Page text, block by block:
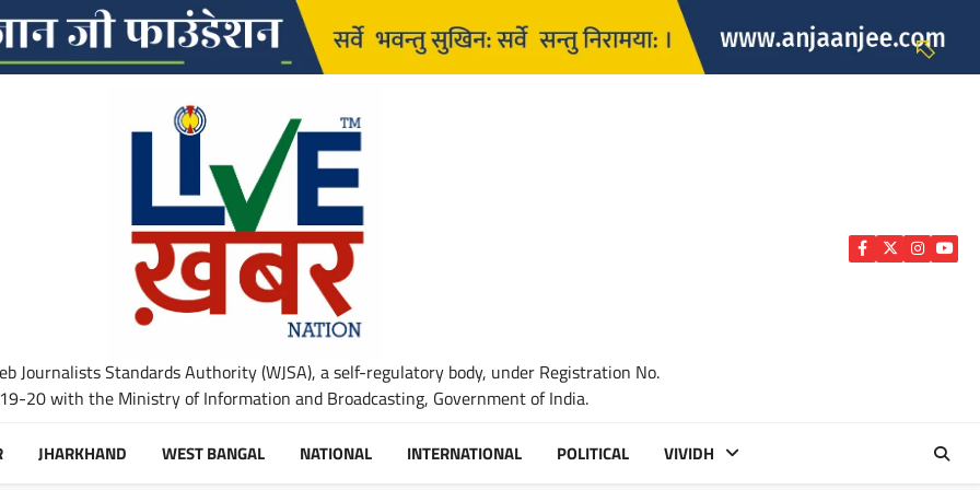
Journalists Standards Authority (WJSA), a self-regulatory body, under Registration No.
20 with the Ministry of Information and Broadcasting, Government of India.
Facebook
Twitter
JHARKHAND WEST BANGAL NATIONAL INTERNATIONAL POLITICAL VIVIDH